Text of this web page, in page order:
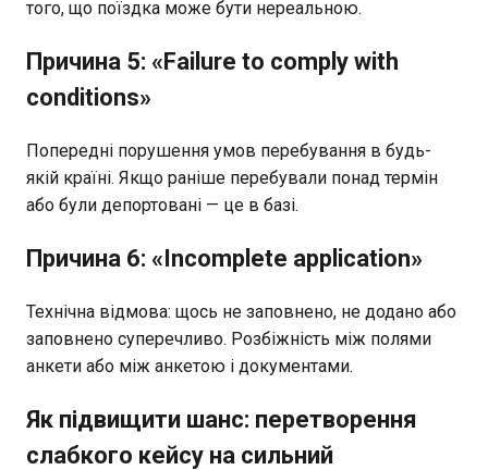
того, що поїздка може бути нереальною.
Причина 5: «Failure to comply with
conditions»
Попередні порушення умов перебування в будь-
якій країні. Якщо раніше перебували понад термін
або були депортовані — це в базі.
Причина 6: «Incomplete application»
Технічна відмова: щось не заповнено, не додано або
заповнено суперечливо. Розбіжність між полями
анкети або між анкетою і документами.
Як підвищити шанс: перетворення
слабкого кейсу на сильний